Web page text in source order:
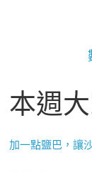
本週
加一點鹽巴，讓